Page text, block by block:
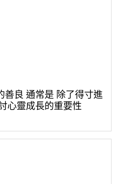
善良 通常是 除了得寸進
心靈成長的重要性